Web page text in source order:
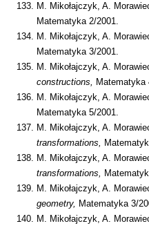
M. Mikołajczyk, A.
Matematyka 2/2001.
M. Mikołajczyk, A.
Matematyka 3/2001.
M. Mikołajczyk, A.
constructions, Matematyka
M. Mikołajczyk, A.
Matematyka 5/2001.
M. Mikołajczyk, A.
transformations,
M. Mikołajczyk, A.
transformations,
M. Mikołajczyk, A.
geometry, Matematyka 3/
M. Mikołajczyk, A.